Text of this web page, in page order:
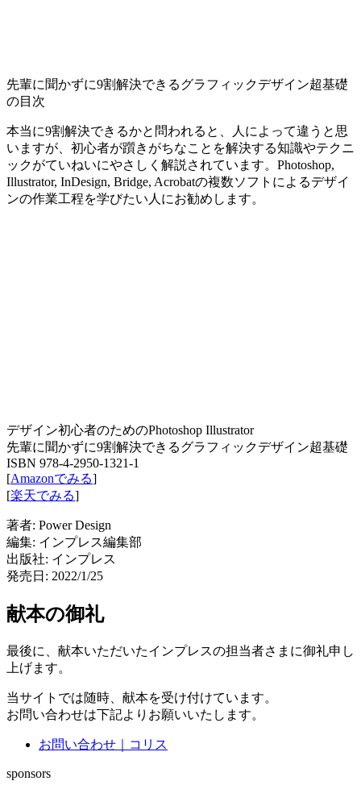
先輩に聞かずに9割解決できるグラフィックデザイン超基礎
の目次
本当に9割解決できるかと問われると、人によって違うと思
いますが、初心者が躓きがちなことを解決する知識やテクニ
ックがていねいにやさしく解説されています。Photoshop,
Illustrator, InDesign, Bridge, Acrobatの複数ソフトによるデザイ
ンの作業工程を学びたい人にお勧めします。
デザイン初心者のためのPhotoshop Illustrator
先輩に聞かずに9割解決できるグラフィックデザイン超基礎
ISBN 978-4-2950-1321-1
[Amazonでみる]
[楽天でみる]
著者: Power Design
編集: インプレス編集部
出版社: インプレス
発売日: 2022/1/25
献本の御礼
最後に、献本いただいたインプレスの担当者さまに御礼申し
上げます。
当サイトでは随時、献本を受け付けています。
お問い合わせは下記よりお願いいたします。
お問い合わせ｜コリス
sponsors